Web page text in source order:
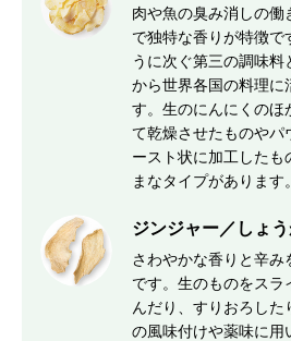
肉や魚の臭み消しの働
で独特な香りが特徴で
うに次ぐ第三の調味料
から世界各国の料理に
す。生のにんにくのほ
て乾燥させたものやパ
ースト状に加工したも
まなタイプがあります。
ジンジャー／しょ
さわやかな香りと辛み
です。生のものをスラ
んだり、すりおろした
の風味付けや薬味に用